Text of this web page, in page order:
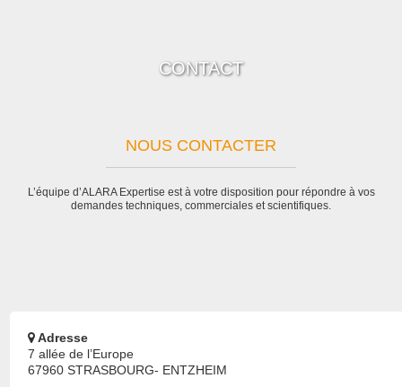
CONTACT
NOUS CONTACTER
L’équipe d’ALARA Expertise est à votre disposition pour répondre à vos
demandes techniques, commerciales et scientifiques.
Adresse
7 allée de l’Europe
67960 STRASBOURG- ENTZHEIM